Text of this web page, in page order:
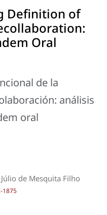
Definition of
Oral
de la
análisis
oral
de Mesquita Filho
1875